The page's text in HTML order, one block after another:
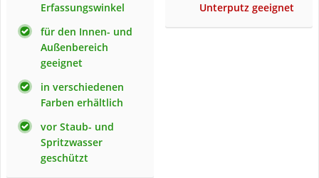
Erfassungswinkel
für den Innen- und
Außenbereich
geeignet
in verschiedenen
Farben erhältlich
vor Staub- und
Spritzwasser
geschützt
Unterputz geeignet